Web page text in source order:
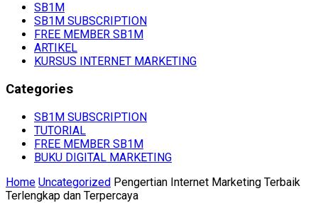
SB1M
SB1M SUBSCRIPTION
FREE MEMBER SB1M
ARTIKEL
KURSUS INTERNET MARKETING
Categories
SB1M SUBSCRIPTION
TUTORIAL
FREE MEMBER SB1M
BUKU DIGITAL MARKETING
Home Uncategorized Pengertian Internet Marketing Terbaik
Terlengkap dan Terpercaya